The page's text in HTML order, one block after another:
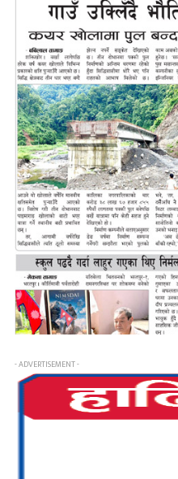
- ADVERTISEMENT -